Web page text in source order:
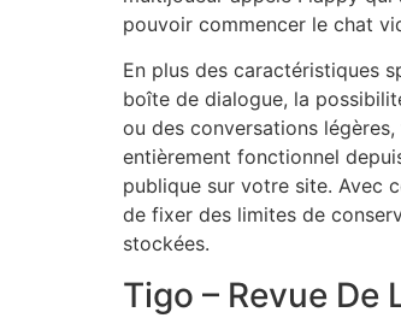
pouvoir commencer le chat
En plus des caractéristiques
boîte de dialogue, la
ou des conversations
entièrement fonctionnel
publique sur votre site. Avec
de fixer des limites de
stockées.
Tigo – Revue De